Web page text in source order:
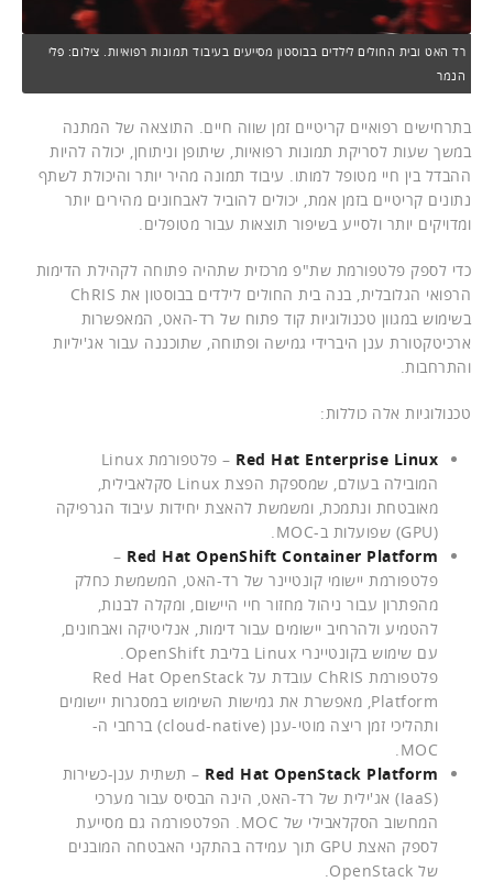
רד האט ובית החולים לילדים בבוסטון מסייעים בעיבוד תמונות רפואיות. צילום: פלי
הנמר
בתרחישים רפואיים קריטיים זמן שווה חיים. התוצאה של המתנה
במשך שעות לסריקת תמונות רפואיות, שיתופן וניתוחן, יכולה להיות
ההבדל בין חיי מטופל למותו. עיבוד תמונה מהיר יותר והיכולת לשתף
נתונים קריטיים בזמן אמת, יכולים להוביל לאבחונים מהירים יותר
ומדויקים יותר ולסייע בשיפור תוצאות עבור מטופלים.
כדי לספק פלטפורמת שת"פ מרכזית שתהיה פתוחה לקהילת הדימות
הרפואי הגלובלית, בנה בית החולים לילדים בבוסטון את ChRIS
בשימוש במגוון טכנולוגיות קוד פתוח של רד-האט, המאפשרות
ארכיטקטורת ענן היברידי גמישה ופתוחה, שתוכננה עבור אג'יליות
והתרחבות.
טכנולוגיות אלה כוללות:
Red Hat Enterprise Linux
– פלטפורמת Linux
המובילה בעולם, שמספקת הפצת Linux סקלאבילית,
מאובטחת ונתמכת, ומשמשת להאצת יחידות עיבוד הגרפיקה
(GPU) שפועלות ב-MOC.
Red Hat OpenShift Container Platform
–
פלטפורמת יישומי קונטיינר של רד-האט, המשמשת כחלק
מהפתרון עבור ניהול מחזור חיי היישום, ומקלה לבנות,
להטמיע ולהרחיב יישומים עבור דימות, אנליטיקה ואבחונים,
פלטפורמת ChRIS עובדת על Red Hat OpenStack
Platform, מאפשרת את גמישות השימוש במסגרות יישומים
ותהליכי זמן ריצה מוטי-ענן (cloud-native) ברחבי ה-
MOC.
Red Hat OpenStack Platform – תשתית ענן-כשירות
(IaaS) אג'ילית של רד-האט, הינה הבסיס עבור מערכי
המחשוב הסקלאבילי של MOC. הפלטפורמה גם מסייעת
לספק האצת GPU תוך עמידה בהתקני האבטחה המובנים
של OpenStack.